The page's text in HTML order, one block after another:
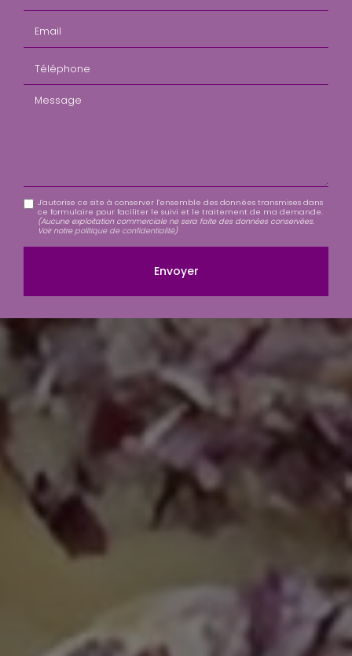
Message
J'autorise ce site à conserver l'ensemble des données transmises dans
ce formulaire pour faciliter le suivi et le traitement de ma demande.
(Aucune exploitation commerciale ne sera faite des données conservées.
Voir notre politique de confidentialité)